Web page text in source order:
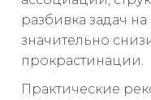
разбивка задач
значительно
прокрастинации.
Практические